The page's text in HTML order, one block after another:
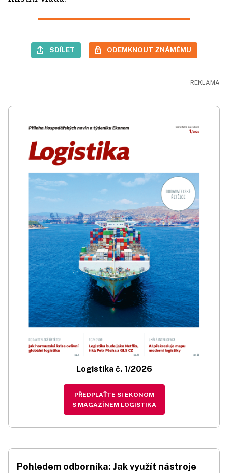
SDÍLET ODEMKNOUT ZNÁMÉMU
Logistika č. 1/2026
PŘEDPLAŤTE SI EKONOM
S MAGAZÍNEM LOGISTIKA
Pohledem odborníka: Jak využít nástroje